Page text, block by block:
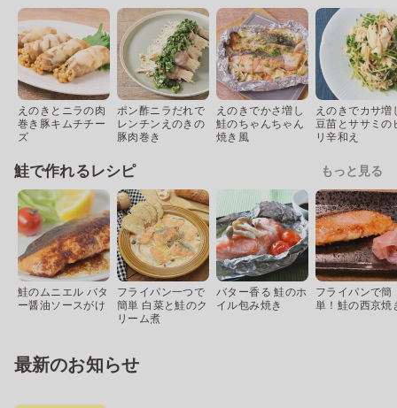
えのきとニラの肉
巻き豚キムチチー
ズ
ポン酢ニラだれで
レンチンえのきの
豚肉巻き
えのきでかさ増し
鮭のちゃんちゃん
焼き風
えのきでカサ増
豆苗とササミの
リ辛和え
鮭で作れるレシピ もっと見る
鮭のムニエル バタ
ー醤油ソースがけ
フライパン一つで
簡単 白菜と鮭のク
リーム煮
バター香る 鮭のホ
イル包み焼き
フライパンで簡
単！鮭の西京焼
最新のお知らせ